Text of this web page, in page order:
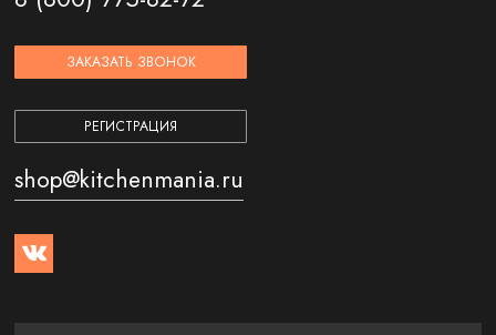
ЗАКАЗАТЬ ЗВОНОК
РЕГИСТРАЦИЯ
shop@kitchenmania.ru